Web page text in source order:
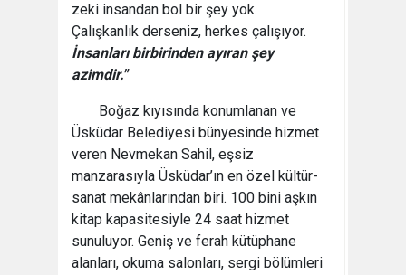
zeki insandan bol bir şey yok.
Çalışkanlık derseniz, herkes çalışıyor.
İnsanları birbirinden ayıran şey
azimdir."
Boğaz kıyısında konumlanan ve
Üsküdar Belediyesi bünyesinde hizmet
veren Nevmekan Sahil, eşsiz
manzarasıyla Üsküdar’ın en özel kültür-
sanat mekânlarından biri. 100 bini aşkın
kitap kapasitesiyle 24 saat hizmet
sunuluyor. Geniş ve ferah kütüphane
alanları, okuma salonları, sergi bölümleri